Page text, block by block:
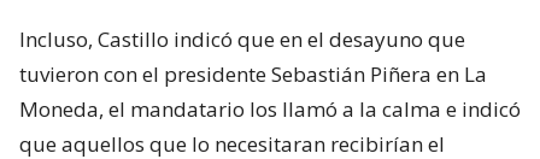
Incluso, Castillo indicó que en el desayuno que
tuvieron con el presidente Sebastián Piñera en La
Moneda, el mandatario los llamó a la calma e indicó
que aquellos que lo necesitaran recibirían el